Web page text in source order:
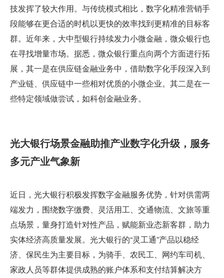
技发挥了较大作用。与传统模式相比，数字化精准营销手
段能够在更合适的时机以更快的效率找到更精准的目标客
群。近年来，大中型银行持续发力小微金融，微众银行也
在寻找增量市场。据悉，微众银行重点向两个方面进行拓
展，其一是在供应链金融业务中，借助数字化手段深入到
产业链、供应链中一些相对优质的小微企业。其二是在一
些特定领域做尝试，如科创金融业务。
光大银行场景金融助推产业数字化升级，服务
多元产业气象新
近日，光大银行积极发挥数字金融服务优势，针对供需两
端发力，围绕数字缴费、灵活用工、交通物流、文旅等重
点场景，量身打造针对性产品，赋能新业态新客群，助力
实体经济高质量发展。光大银行的“灵工通”产品以稳经
济、保民生为主要目标，为骑手、农民工、网约车司机、
家政人员等群体提供成熟的账户体系和支付结算解决方